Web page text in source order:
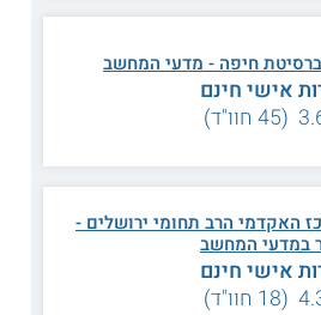
אפשר למנות:
מבנה המחשב
חיפה - מדעי המחשב
אישי חינם
חוו"ד)
האקדמי הרב תחומי ירושלים -
במדעי המחשב
אישי חינם
חוו"ד)